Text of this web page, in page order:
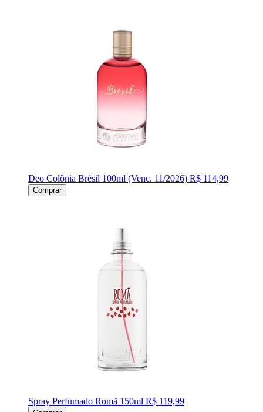
Deo Colônia Brésil 100ml (Venc. 11/2026) R$ 114,99
Comprar
Spray Perfumado Romã 150ml R$ 119,99